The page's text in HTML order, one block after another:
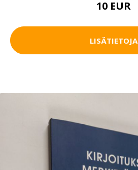
10 EUR
LISÄTIETOJA